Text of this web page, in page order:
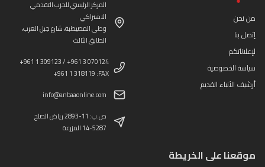
من نحن
إتصل بنا
لإعلاناتكم
سياسة الخصوصية
أرشيف الأنباء القديم
المركز الرئيسي للحزب التقدمي
الاشتراكي
وطى المصيطبة، شارع جبل العرب،
الطابق الثالث
+961 1 309123 / +961 3 070124
+961 1 318119 :FAX
info@anbaaonline.com
ص.ب: 11-2893 رياض الصلح
14-5287 المزرعة
موقعنا على الخريطة